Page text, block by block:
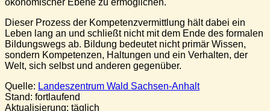
Dieser Prozess der Kompetenzvermittlung hält dabei ein
Leben lang an und schließt nicht mit dem Ende des formalen
Bildungswegs ab. Bildung bedeutet nicht primär Wissen,
sondern Kompetenzen, Haltungen und ein Verhalten, der
Welt, sich selbst und anderen gegenüber.
Quelle: Landeszentrum Wald Sachsen-Anhalt
Stand: fortlaufend
Aktualisierung: täglich